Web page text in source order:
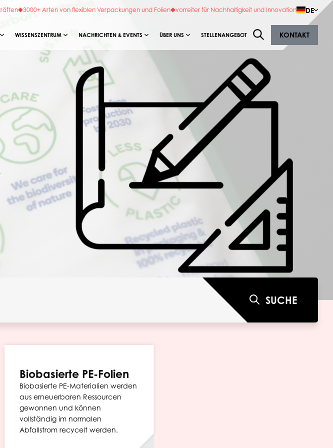
3000+ Arten von flexiblen Verpackungen und Folien vorreiter für Nachhaltigkeit und Innovation DE
WISSENSZENTRUM NACHRICHTEN & EVENTS ÜBER UNS STELLENANGEBOT KONTAKT
SUCHE
Biobasierte PE-Folien
Biobasierte PE-Materialien werden
aus erneuerbaren Ressourcen
gewonnen und können
vollständig im normalen
Abfallstrom recycelt werden.